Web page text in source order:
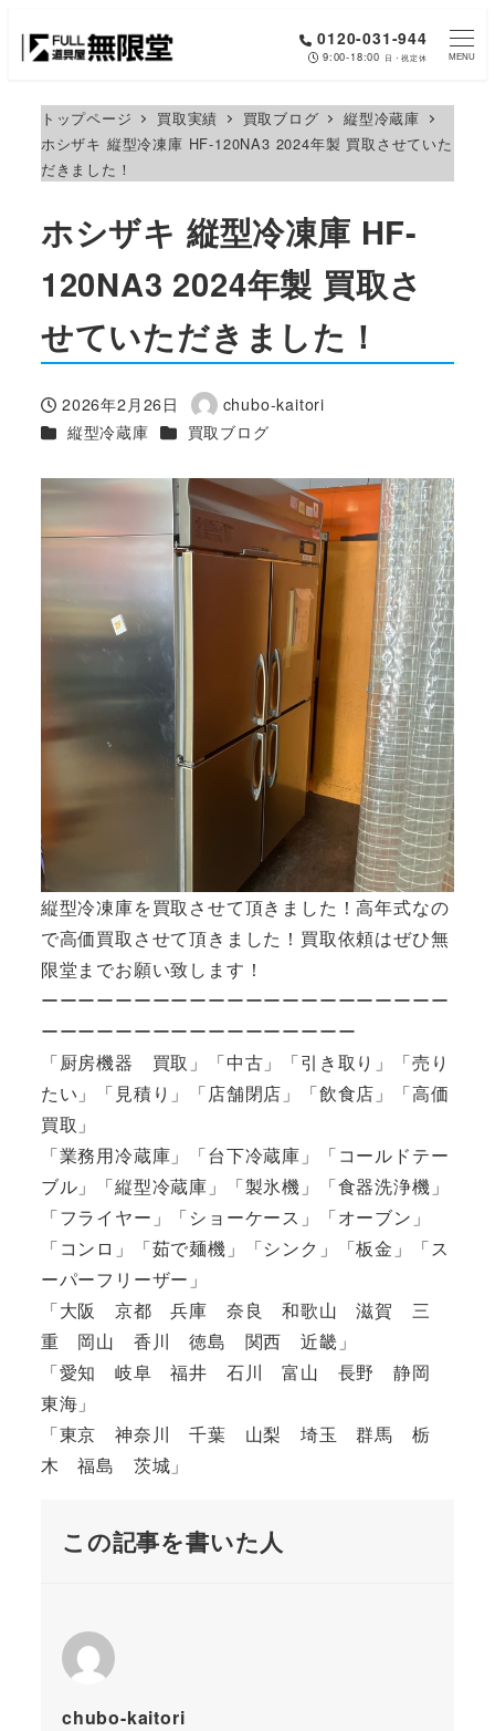
0120-031-944
9:00-18:00 日・祝定休 MENU
トップページ 買取実績 買取ブログ
縦型冷蔵庫
ホシザキ 縦型冷凍庫 HF-120NA3 2024年製 買取させていた
だきました！
ホシザキ 縦型冷凍庫 HF-
120NA3 2024年製 買取さ
せていただきました！
投稿日
2026年2月26日
著
者
chubo-kaitori
カテゴリー
縦型冷蔵庫 カテゴリー
買取ブログ
縦型冷凍庫を買取させて頂きました！高年式なの
で高価買取させて頂きました！買取依頼はぜひ無
限堂までお願い致します！
ーーーーーーーーーーーーーーーーーーーーーー
ーーーーーーーーーーーーーーーーー
「厨房機器 買取」「中古」「引き取り」「売り
たい」「見積り」「店舗閉店」「飲食店」「高価
買取」
「業務用冷蔵庫」「台下冷蔵庫」「コールドテー
ブル」「縦型冷蔵庫」「製氷機」「食器洗浄機」
「フライヤー」「ショーケース」「オーブン」
「コンロ」「茹で麺機」「シンク」「板金」「ス
ーパーフリーザー」
「大阪 京都 兵庫 奈良 和歌山 滋賀 三
重 岡山 香川 徳島 関西 近畿」
「愛知 岐阜 福井 石川 富山 長野 静岡
東海」
「東京 神奈川 千葉 山梨 埼玉 群馬 栃
木 福島 茨城」
この記事を書いた人
chubo-kaitori